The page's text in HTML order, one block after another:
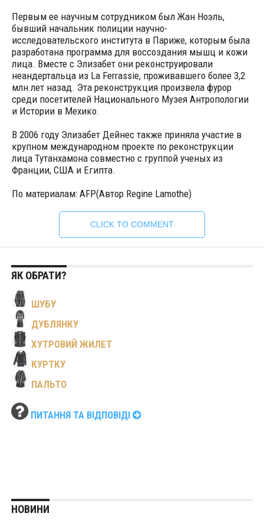
Первым ее научным сотрудником был Жан Ноэль,
бывший начальник полиции научно-
исследовательского института в Париже, которым была
разработана программа для воссоздания мышц и кожи
лица. Вместе с Элизабет они реконструировали
неандертальца из La Ferrassie, проживавшего более 3,2
млн лет назад. Эта реконструкция произвела фурор
среди посетителей Национального Музея Антропологии
и Истории в Мехико.
В 2006 году Элизабет Дейнес также приняла участие в
крупном международном проекте по реконструкции
лица Тутанхамона совместно с группой ученых из
Франции, США и Египта.
По материалам: AFP(Автор Regine Lamothe)
CLICK TO COMMENT
ЯК ОБРАТИ?
ШУБУ
ДУБЛЯНКУ
ХУТРОВИЙ ЖИЛЕТ
КУРТКУ
ПАЛЬТО
ПИТАННЯ ТА ВІДПОВІДІ
НОВИНИ